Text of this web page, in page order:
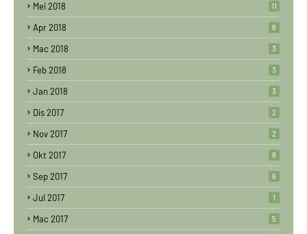
Mei 2018 11
Apr 2018 6
Mac 2018 3
Feb 2018 3
Jan 2018 3
Dis 2017 2
Nov 2017 2
Okt 2017 8
Sep 2017 6
Jul 2017 1
Mac 2017 5